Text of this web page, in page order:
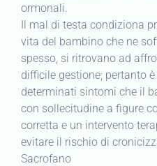
ormonali.
Il mal di testa condiziona
vita del bambino che ne
spesso, si ritrovano ad
difficile gestione; pertanto
determinati sintomi che il
con sollecitudine a figure
corretta e un intervento
evitare il rischio di
Sacrofano